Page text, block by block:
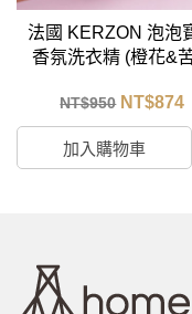
日本 P&G BOLD 4D
機能洗衣膠囊 7入 (
NT$100 NT$79
加入購物車